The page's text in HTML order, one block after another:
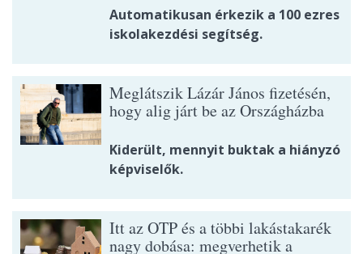
Automatikusan érkezik a 100 ezres
iskolakezdési segítség.
Meglátszik Lázár János fizetésén,
hogy alig járt be az Országházba
Kiderült, mennyit buktak a hiányzó
képviselők.
Itt az OTP és a többi lakástakarék
nagy dobása: megverhetik a